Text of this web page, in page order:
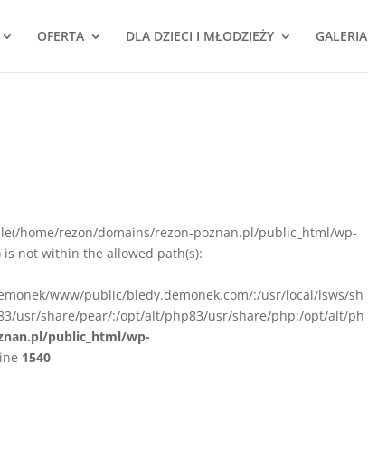
OFERTA DLA DZIECI I MŁODZIEŻY GALERIA
home/rezon/domains/rezon-poznan.pl/public_html/wp-
is not within the allowed path(s):
www/public/bledy.demonek.com/:/usr/local/lsws/sh
usr/share/pear/:/opt/alt/php83/usr/share/php:/opt/alt/ph
public_html/wp-
1540